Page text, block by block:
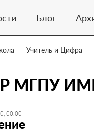
Блог
Учитель и Цифра
МГПУ
00:00